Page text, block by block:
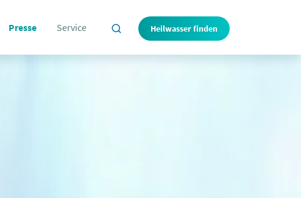
Presse Service Heilwasser finden